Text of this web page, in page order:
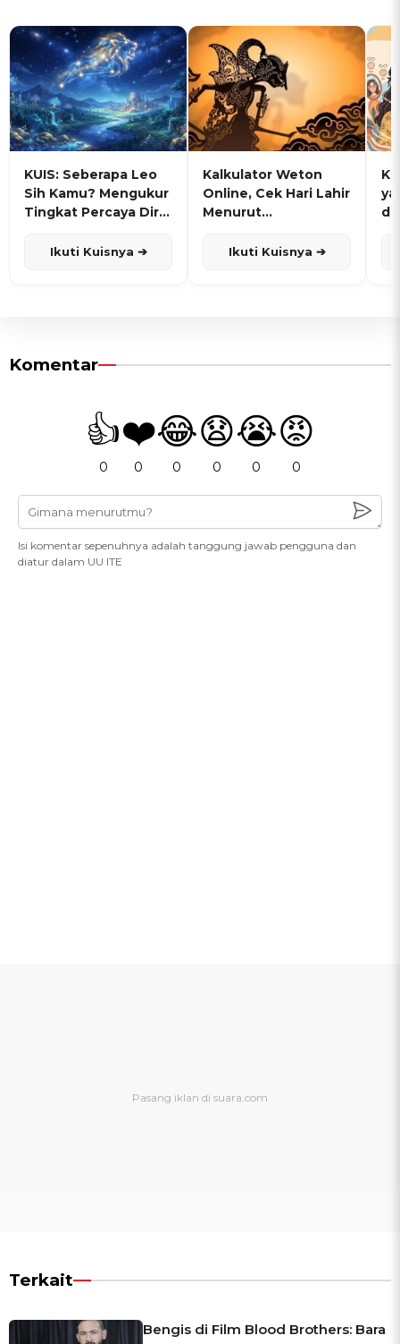
KUIS: Seberapa Leo
Sih Kamu? Mengukur
Tingkat Percaya Diri
Ikuti Kuisnya ➔
Kalkulator Weton
Online, Cek Hari Lahir
Menurut
Ikuti Kuisnya ➔
Komentar
👍
0
❤️
0
😂
0
😧
0
😭
0
😡
0
Isi komentar sepenuhnya adalah tanggung jawab pengguna dan
diatur dalam UU ITE
Terkait
Bengis di Film Blood Brothers: Bara